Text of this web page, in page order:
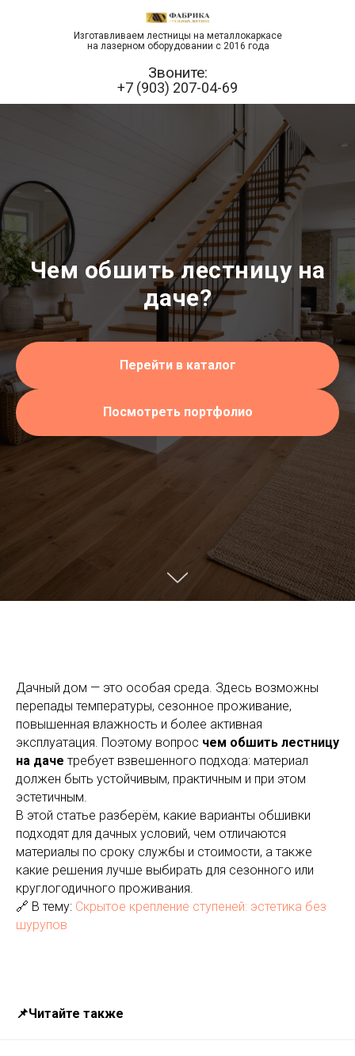
+7 (903) 207-04-69
Звоните:
Изготавливаем лестницы на металлокаркасе
на лазерном оборудовании с 2016 года
Чем обшить лестницу на
даче?
Перейти в каталог
Посмотреть портфолио
Дачный дом — это особая среда. Здесь возможны
перепады температуры, сезонное проживание,
повышенная влажность и более активная
эксплуатация. Поэтому вопрос чем обшить лестницу
на даче требует взвешенного подхода: материал
должен быть устойчивым, практичным и при этом
эстетичным.
В этой статье разберём, какие варианты обшивки
подходят для дачных условий, чем отличаются
материалы по сроку службы и стоимости, а также
какие решения лучше выбирать для сезонного или
круглогодичного проживания.
🔗 В тему: Скрытое крепление ступеней: эстетика без
шурупов
📌Читайте также